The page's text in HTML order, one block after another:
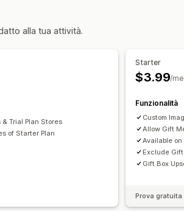
Widget per i regali
con un clic
HTML personalizzato
Componenti aggiuntivi del prodotto
alla tua attività.
& Trial Plan Stores
of Starter Plan
Starter
$3.99/
Funzionalità
Custom
Allow Gift
Available
Exclude
Gift Box
Prova